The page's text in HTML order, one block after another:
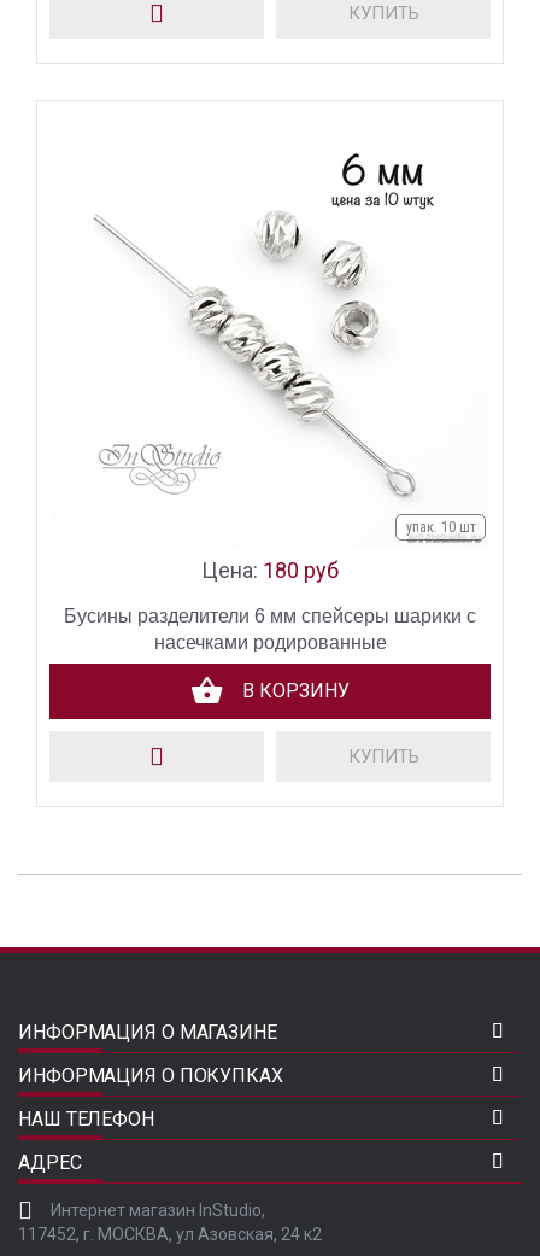
КУПИТЬ
упак. 10 шт
Цена: 180 руб
Бусины разделители 6 мм спейсеры шарики с
насечками родированные
В КОРЗИНУ
КУПИТЬ
ИНФОРМАЦИЯ О МАГАЗИНЕ
ИНФОРМАЦИЯ О ПОКУПКАХ
НАШ ТЕЛЕФОН
АДРЕС
Интернет магазин InStudio,
117452, г. МОСКВА, ул Азовская, 24 к2